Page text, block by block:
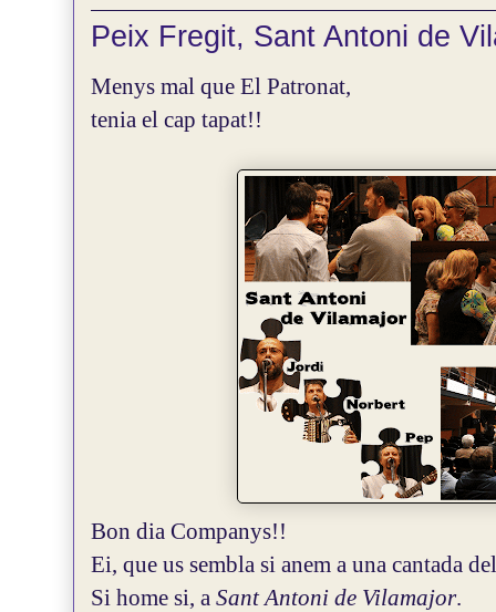
Peix Fregit, Sant Antoni de
Menys mal que El Patronat,
tenia el cap tapat!!
Bon dia Companys!!
Ei, que us sembla si anem a una cantada
Si home si, a Sant Antoni de Vilamajor.